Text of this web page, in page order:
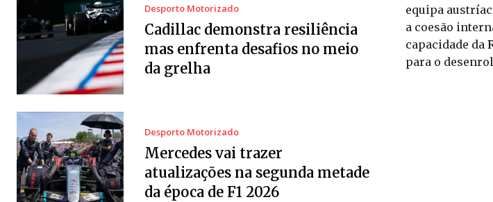
Desporto Motorizado
Cadillac demonstra resiliência
mas enfrenta desafios no meio
da grelha
Desporto Motorizado
Mercedes vai trazer
atualizações na segunda metade
da época de F1 2026
equipa
a coesão
capacidade da
para o